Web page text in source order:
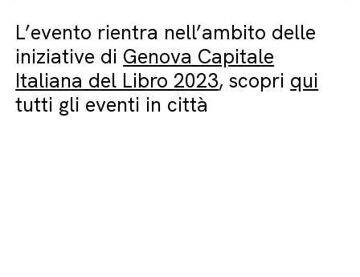
L’evento rientra nell’ambito delle
iniziative di Genova Capitale
Italiana del Libro 2023, scopri qui
tutti gli eventi in città